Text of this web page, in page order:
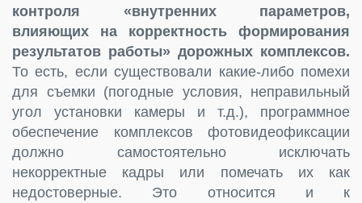
контроля «внутренних параметров,
влияющих на корректность формирования
результатов работы» дорожных комплексов.
То есть, если существовали какие-либо помехи
для съемки (погодные условия, неправильный
угол установки камеры и т.д.), программное
обеспечение комплексов фотовидеофиксации
должно самостоятельно исключать
некорректные кадры или помечать их как
недостоверные. Это относится и к